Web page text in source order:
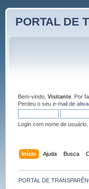
PORTAL DE
Bem-vindo, Visitante. Por
Perdeu o seu e-mail de
Login com nome de
Início Ajuda Busca
PORTAL DE